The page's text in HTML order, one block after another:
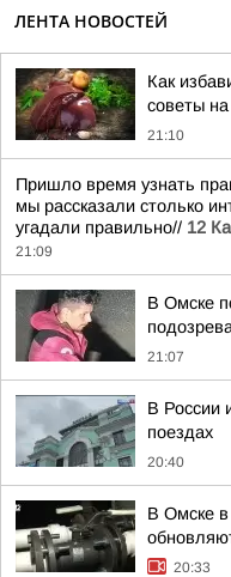
ЛЕНТА НОВОСТЕЙ
Как
советы на
21:10
Пришло время узнать
мы рассказали столько
угадали правильно// 12
21:09
В Омске
21:07
В России
поездах
20:40
В Омске
20:33